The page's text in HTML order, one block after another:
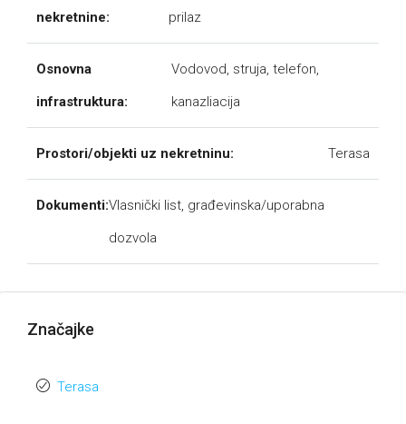
nekretnine:
prilaz
Osnovna
infrastruktura:
Vodovod, struja, telefon,
kanazliacija
Prostori/objekti uz nekretninu: Terasa
Dokumenti:Vlasnički list, građevinska/uporabna
dozvola
Značajke
Terasa